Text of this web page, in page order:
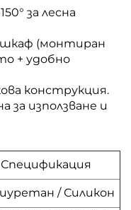
за лесна
(монтиран
+ удобно
конструкция.
за използване и
Спецификация
/ Силикон